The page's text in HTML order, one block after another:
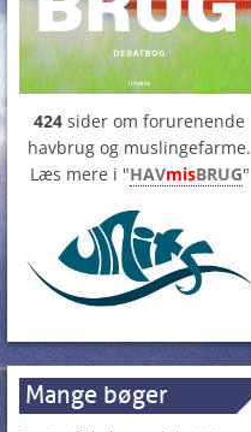
424 sider om forurenende
havbrug og muslingefarme.
Læs mere i "HAVmisBRUG"
Mange bøger